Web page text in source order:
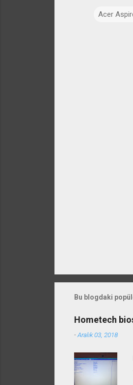
Acer
Bu blogdaki
Hometech
-Aralık 03, 2018